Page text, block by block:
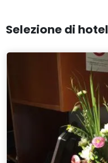
Selezione di